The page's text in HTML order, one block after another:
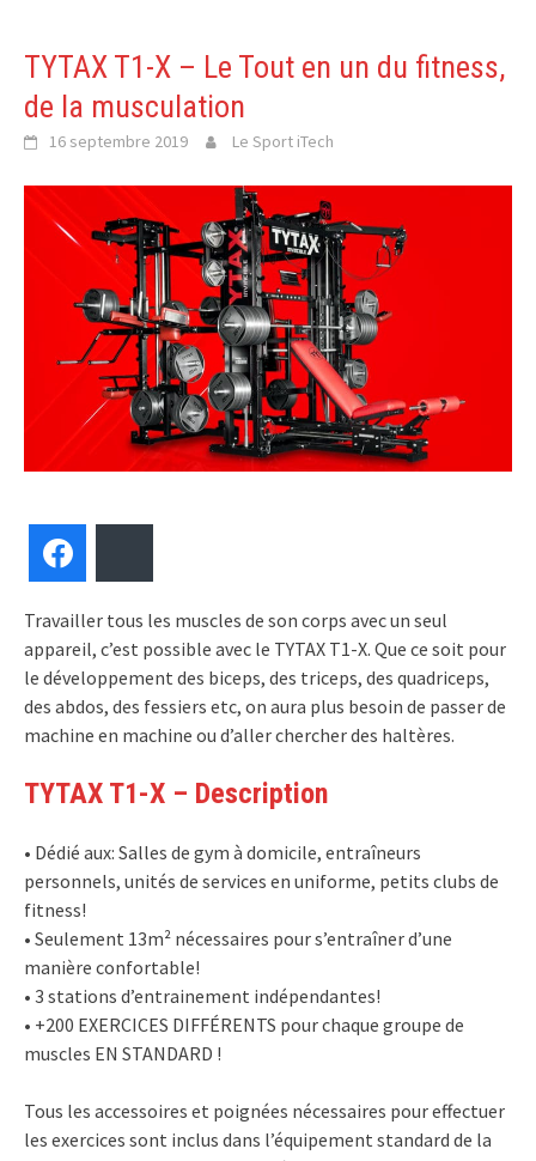
TYTAX T1-X – Le Tout en un du fitness,
de la musculation
16 septembre 2019 Le Sport iTech
Travailler tous les muscles de son corps avec un seul
appareil, c’est possible avec le TYTAX T1-X. Que ce soit pour
le développement des biceps, des triceps, des quadriceps,
des abdos, des fessiers etc, on aura plus besoin de passer de
machine en machine ou d’aller chercher des haltères.
TYTAX T1-X – Description
• Dédié aux: Salles de gym à domicile, entraîneurs
personnels, unités de services en uniforme, petits clubs de
fitness!
• Seulement 13m² nécessaires pour s’entraîner d’une
manière confortable!
• 3 stations d’entrainement indépendantes!
• +200 EXERCICES DIFFÉRENTS pour chaque groupe de
muscles EN STANDARD !
Tous les accessoires et poignées nécessaires pour effectuer
les exercices sont inclus dans l’équipement standard de la